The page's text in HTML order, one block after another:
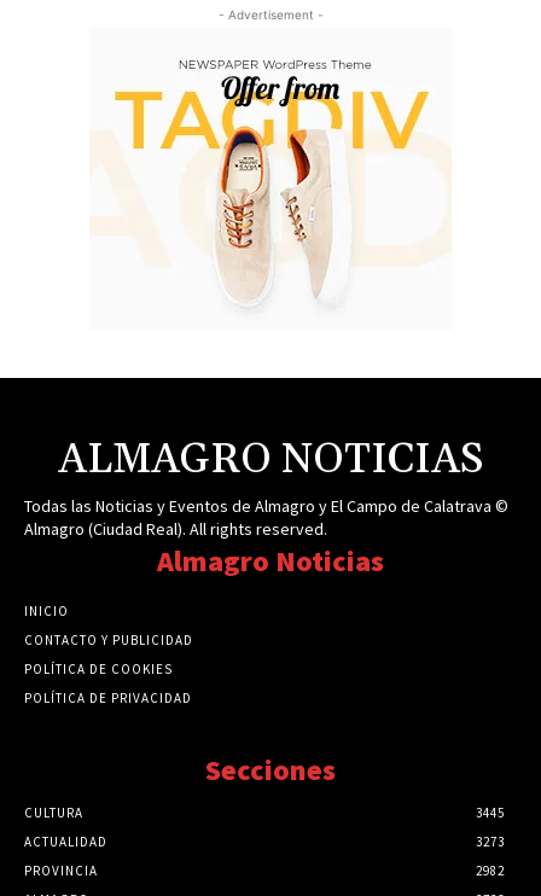
- Advertisement -
ALMAGRO NOTICIAS
Todas las Noticias y Eventos de Almagro y El Campo de Calatrava ©
Almagro (Ciudad Real). All rights reserved.
Almagro Noticias
INICIO
CONTACTO Y PUBLICIDAD
POLÍTICA DE COOKIES
POLÍTICA DE PRIVACIDAD
Secciones
CULTURA
3445
ACTUALIDAD
3273
PROVINCIA
2982